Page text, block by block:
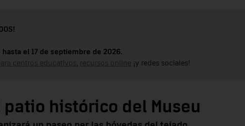
hasta el 17 de septiembre de 2026.
centros educativos recursos online ¡y redes sociales!
histórico del Museu